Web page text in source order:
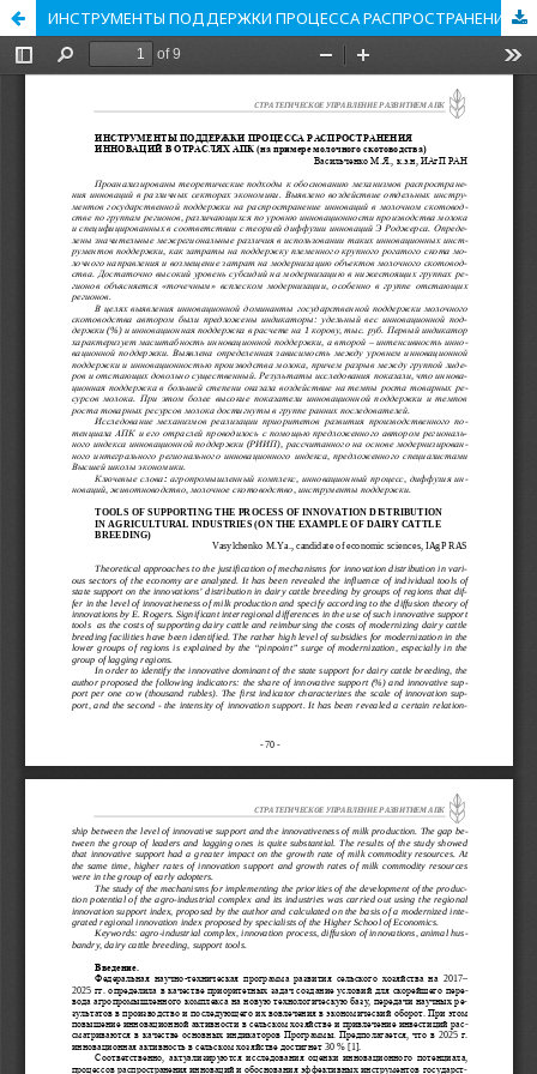
ИНСТРУМЕНТЫ ПОДДЕРЖКИ ПРОЦЕССА РАСПРОСТРАНЕНИЯ ИННОВАЦИЙ В ОТРАСЛЯХ АПК (НА ПРИМЕРЕ МОЛОЧНОГО СКОТОВОДСТВА)